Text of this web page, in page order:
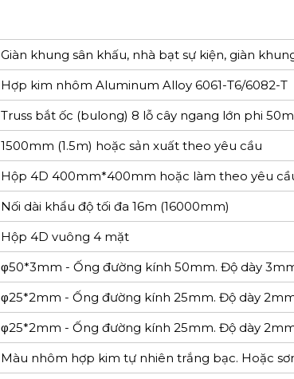
Giàn khung sân khấu, nhà bạt sự kiện, giàn
Hợp kim nhôm Aluminum Alloy 6061-T6/6082-T
Truss bắt ốc (bulong) 8 lỗ cây ngang lớn phi
1500mm (1.5m) hoặc sản xuất theo yêu cầu
Hộp 4D 400mm*400mm hoặc làm theo yêu
Nối dài khẩu độ tối đa 16m (16000mm)
Hộp 4D vuông 4 mặt
φ50*3mm - Ống đường kính 50mm. Độ dày
φ25*2mm - Ống đường kính 25mm. Độ dày
φ25*2mm - Ống đường kính 25mm. Độ dày
Màu nhôm hợp kim tự nhiên trắng bạc. Hoặc